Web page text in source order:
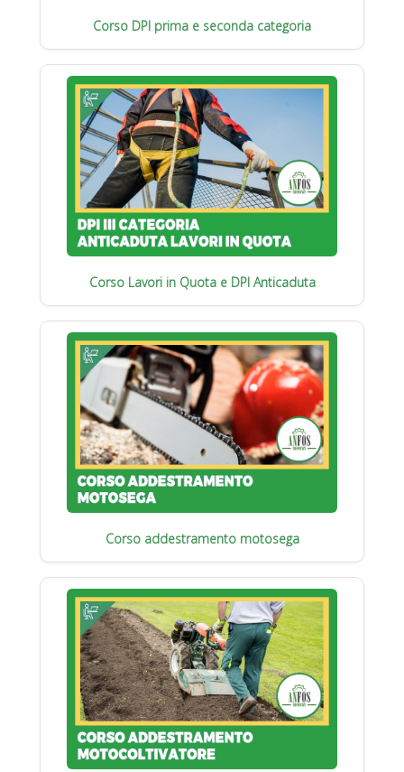
Corso DPI prima e seconda categoria
Corso Lavori in Quota e DPI Anticaduta
Corso addestramento motosega